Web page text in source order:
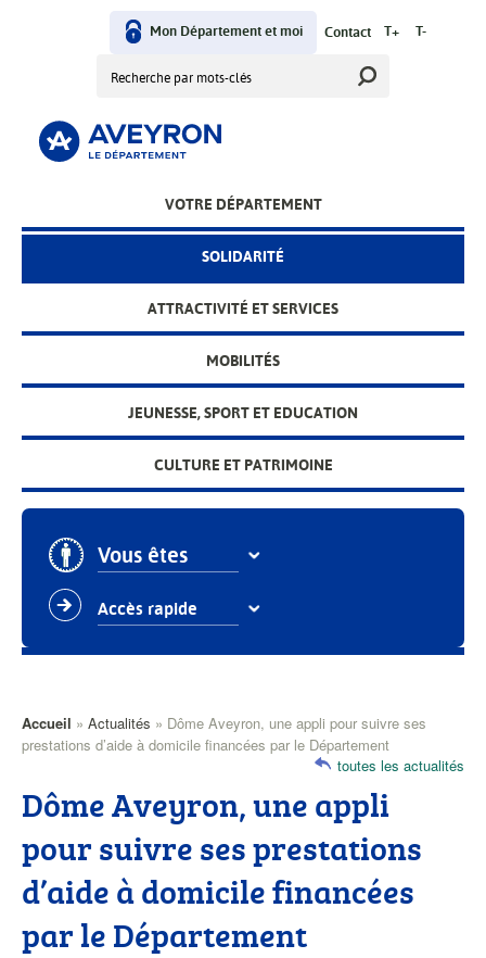
User
menu
Mon Département et moi Contact T+ T-
MainVOTRE DÉPARTEMENT
SOLIDARITÉ
ATTRACTIVITÉ ET SERVICES
MOBILITÉS
JEUNESSE, SPORT ET EDUCATION
CULTURE ET PATRIMOINE
Vous êtes
Accès rapide
Fil
Accueil Actualités
Dôme Aveyron, une appli pour suivre ses
prestations d’aide à domicile financées par le Département
Dôme Aveyron, une appli
pour suivre ses prestations
d’aide à domicile financées
par le Département
toutes les actualités